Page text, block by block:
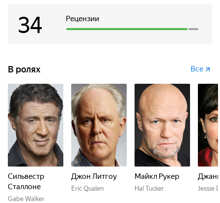
Рецензии
34
В ролях Все
Сильвестр
Сталлоне
Gabe Walker
Джон Литгоу
Eric Qualen
Майкл Рукер
Hal Tucker Jessie